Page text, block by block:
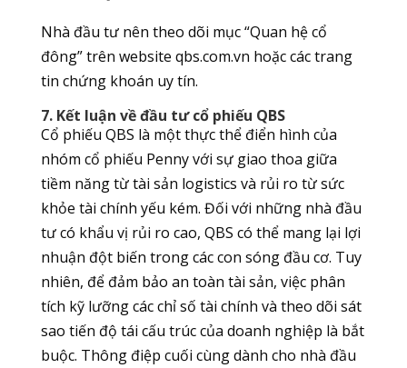
Nhà đầu tư nên theo dõi mục “Quan hệ cổ
đông” trên website qbs.com.vn hoặc các trang
tin chứng khoán uy tín.
7. Kết luận về đầu tư cổ phiếu QBS
Cổ phiếu QBS là một thực thể điển hình của
nhóm cổ phiếu Penny với sự giao thoa giữa
tiềm năng từ tài sản logistics và rủi ro từ sức
khỏe tài chính yếu kém. Đối với những nhà đầu
tư có khẩu vị rủi ro cao, QBS có thể mang lại lợi
nhuận đột biến trong các con sóng đầu cơ. Tuy
nhiên, để đảm bảo an toàn tài sản, việc phân
tích kỹ lưỡng các chỉ số tài chính và theo dõi sát
sao tiến độ tái cấu trúc của doanh nghiệp là bắt
buộc. Thông điệp cuối cùng dành cho nhà đầu